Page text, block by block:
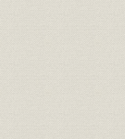
第6節・亀陽航空工業跡地
戦時中の航空機部品工場跡地
設備をそっくり活用
第7節・原始定款草案
200万円に増額された資本金
会社設立を申請
新円不足の中での払い込み